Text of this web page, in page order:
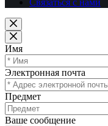
Связаться с нами
Имя
Электронная почта
Предмет
Ваше сообщение